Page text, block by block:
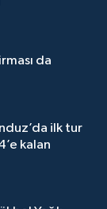
da
ilk tur
kalan